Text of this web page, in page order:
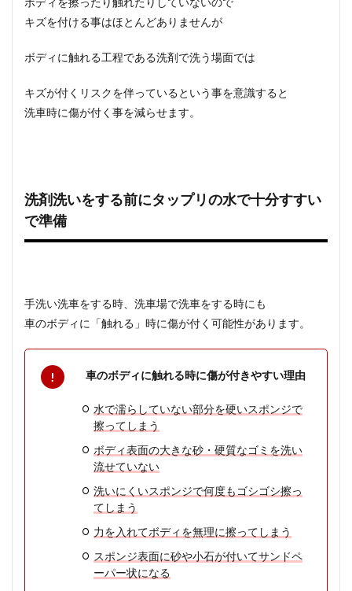
キズを付ける事はほとんどありませんが
ボディに触れる工程である洗剤で洗う場面では
キズが付くリスクを伴っているという事を意識すると
洗車時に傷が付く事を減らせます。
洗剤洗いをする前にタップリの水で十分すすい
で準備
手洗い洗車をする時、洗車場で洗車をする時にも
車のボディに「触れる」時に傷が付く可能性があります。
車のボディに触れる時に傷が付きやすい理由
水で濡らしていない部分を硬いスポンジで
擦ってしまう
ボディ表面の大きな砂・硬質なゴミを洗い
流せていない
洗いにくいスポンジで何度もゴシゴシ擦っ
てしまう
力を入れてボディを無理に擦ってしまう
スポンジ表面に砂や小石が付いてサンドペ
ーパー状になる